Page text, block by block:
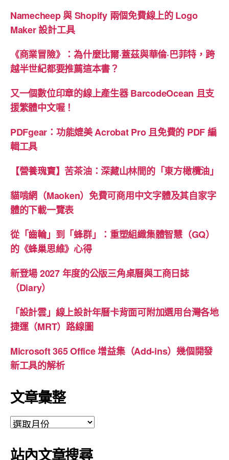
油
墨
特
刷
介
Namecheep 與 Shopify 兩個免費線上的 Logo
Maker 設計工具
《商業冒險》：為什麼比爾·蓋茲與華倫·巴菲特，跨
越半世紀都要推薦這本書？
又一個數位印章的線上產生器 BarcodeOcean 且支
援繁體中文喔！
PDFgear：功能媲美 Acrobat Pro 且免費的 PDF 編
輯工具
【營養瑰寶】苦茶油：深藏山林間的「東方橄欖油」
貓啃網（Maoken）免費可商用中文字體及其自家字
體的下載一覽表
從「齒輪」到「蜂群」：重塑組織集體智慧（GQ）
的《蜂巢思維》心得
新登場 2027 年度的公版三角桌曆與工商日誌
（Diary）
「設計雲」線上設計年曆卡背面可附加選用台灣各地
捷運（MRT）路線圖
Microsoft 365 Office 增益集（Add-ins）幾個開發
新工具的解析
文章彙整
文
彙
站內文章搜尋